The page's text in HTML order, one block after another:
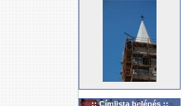
:: Címlista belépés ::